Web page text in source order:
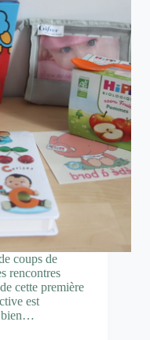
coups de
rencontres
cette première
est
bien…